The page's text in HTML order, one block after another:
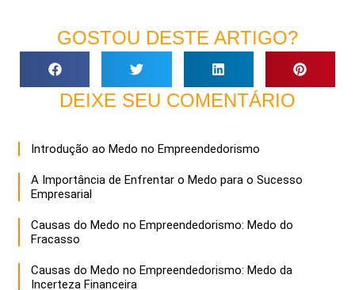
GOSTOU DESTE ARTIGO?
DEIXE SEU COMENTÁRIO
Introdução ao Medo no Empreendedorismo
A Importância de Enfrentar o Medo para o Sucesso
Empresarial
Causas do Medo no Empreendedorismo: Medo do
Fracasso
Causas do Medo no Empreendedorismo: Medo da
Incerteza Financeira